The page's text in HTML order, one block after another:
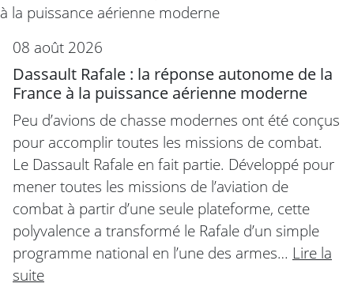
08 août 2026
Dassault Rafale : la réponse autonome de la
France à la puissance aérienne moderne
Peu d’avions de chasse modernes ont été conçus
pour accomplir toutes les missions de combat.
Le Dassault Rafale en fait partie. Développé pour
mener toutes les missions de l’aviation de
combat à partir d’une seule plateforme, cette
polyvalence a transformé le Rafale d’un simple
programme national en l’une des armes… Lire la
suite